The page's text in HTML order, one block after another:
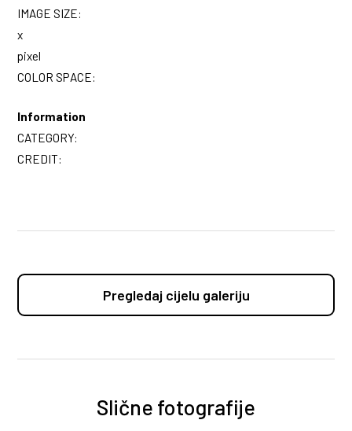
IMAGE SIZE:
x
pixel
COLOR SPACE:
Information
CATEGORY:
CREDIT:
Pregledaj cijelu galeriju
Slične fotografije